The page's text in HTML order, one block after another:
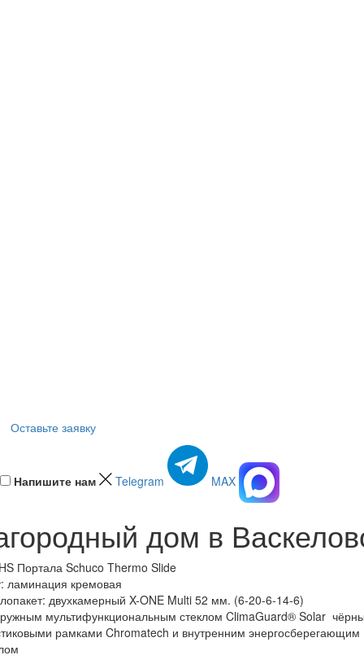
Оставьте заявку
Напишите нам Telegram MAX
дом в
Портала Schuco Thermo Slide
ламинация кремовая
двухкамерный X-ONE Multi 52 мм. (6-20-6-14-6)
мультифункциональным стеклом ClimaGuard® Solar
рамками Chromatech и внутренним энергосберегающим